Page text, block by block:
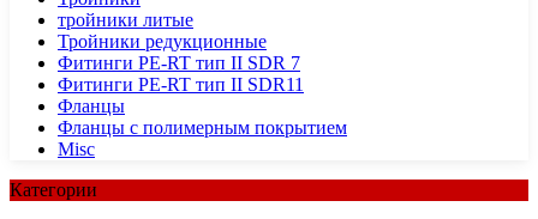
тройники литые
Тройники редукционные
Фитинги PE-RT тип II SDR 7
Фитинги PE-RT тип II SDR11
Фланцы
Фланцы с полимерным покрытием
Misc
Категории